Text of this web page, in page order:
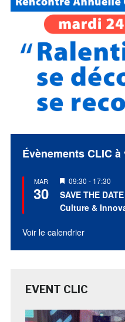
Évènements CLIC
MAR
30
Mis
en
avant
09:30 - 17:30
SAVE THE
Culture &
Voir le calendrier
EVENT CLIC